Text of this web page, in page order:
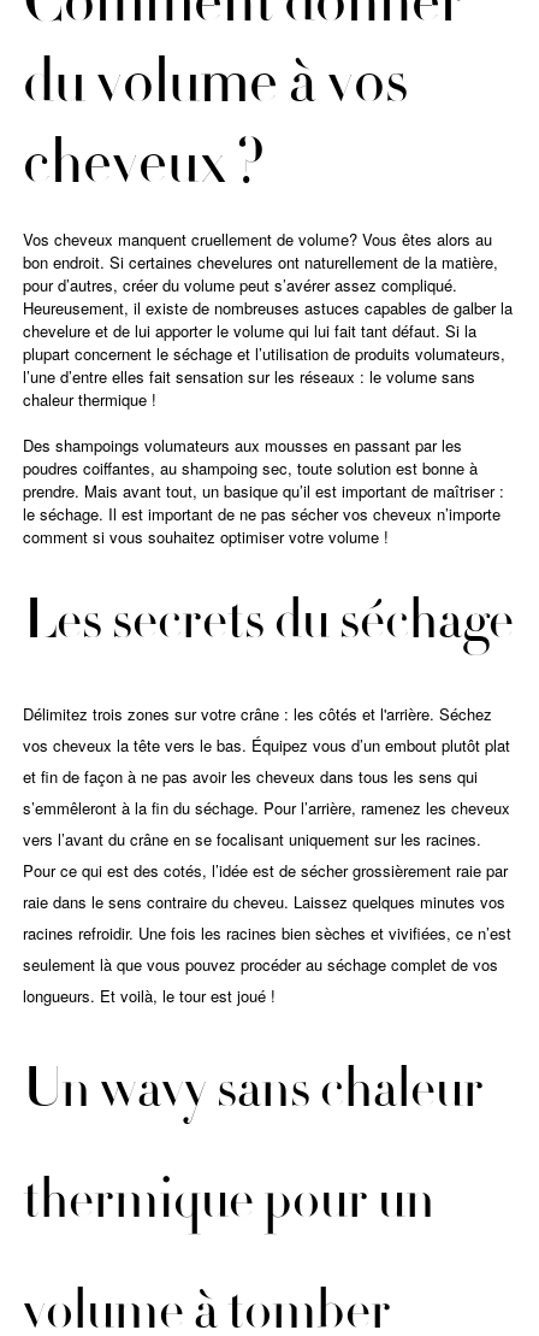
du volume à vos
cheveux ?
Vos cheveux manquent cruellement de volume? Vous êtes alors au
bon endroit. Si certaines chevelures ont naturellement de la matière,
pour d’autres, créer du volume peut s’avérer assez compliqué.
Heureusement, il existe de nombreuses astuces capables de galber la
chevelure et de lui apporter le volume qui lui fait tant défaut. Si la
plupart concernent le séchage et l’utilisation de produits volumateurs,
l’une d’entre elles fait sensation sur les réseaux : le volume sans
chaleur thermique !
Des shampoings volumateurs aux mousses en passant par les
poudres coiffantes, au shampoing sec, toute solution est bonne à
prendre. Mais avant tout, un basique qu’il est important de maîtriser :
le séchage. Il est important de ne pas sécher vos cheveux n’importe
comment si vous souhaitez optimiser votre volume !
Les secrets du séchage
Délimitez trois zones sur votre crâne : les côtés et l'arrière. Séchez
vos cheveux la tête vers le bas. Équipez vous d’un embout plutôt plat
et fin de façon à ne pas avoir les cheveux dans tous les sens qui
s’emmêleront à la fin du séchage. Pour l’arrière, ramenez les cheveux
vers l’avant du crâne en se focalisant uniquement sur les racines.
Pour ce qui est des cotés, l’idée est de sécher grossièrement raie par
raie dans le sens contraire du cheveu. Laissez quelques minutes vos
racines refroidir. Une fois les racines bien sèches et vivifiées, ce n’est
seulement là que vous pouvez procéder au séchage complet de vos
longueurs. Et voilà, le tour est joué !
Un wavy sans chaleur
thermique pour un
volume à tomber